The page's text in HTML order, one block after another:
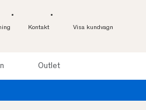
Kontakt Visa kundvagn
Outlet